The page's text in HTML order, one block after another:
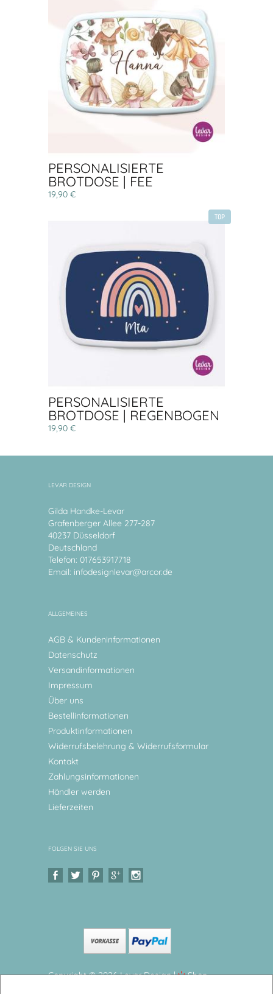
PERSONALISIERTE
BROTDOSE | FEE
19,90 €
TOP
PERSONALISIERTE
BROTDOSE | REGENBOGEN
19,90 €
LEVAR DESIGN
Gilda Handke-Levar
Grafenberger Allee 277-287
40237 Düsseldorf
Deutschland
Telefon: 017653917718
Email: infodesignlevar@arcor.de
ALLGEMEINES
AGB & Kundeninformationen
Datenschutz
Versandinformationen
Impressum
Über uns
Bestellinformationen
Produktinformationen
Widerrufsbelehrung & Widerrufsformular
Kontakt
Zahlungsinformationen
Händler werden
Lieferzeiten
FOLGEN SIE UNS
Copyright © 2026 Levar Design |
Shop